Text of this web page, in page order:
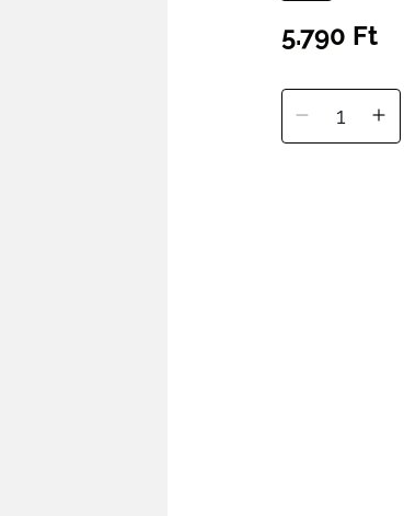
5.790 Ft
1